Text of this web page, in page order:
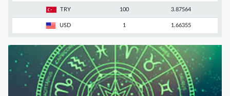
TRY 100 3.87564
USD 1 1.66355